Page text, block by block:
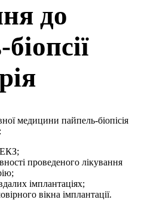
до
медицини пайпель-біопісія
ЕКЗ;
проведеного лікування
імплантаціях;
вікна імплантації.